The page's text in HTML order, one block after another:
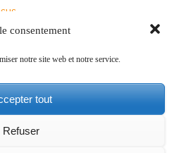
consentement
notre site web et notre service.
tout
Refuser
avec Jésus ?